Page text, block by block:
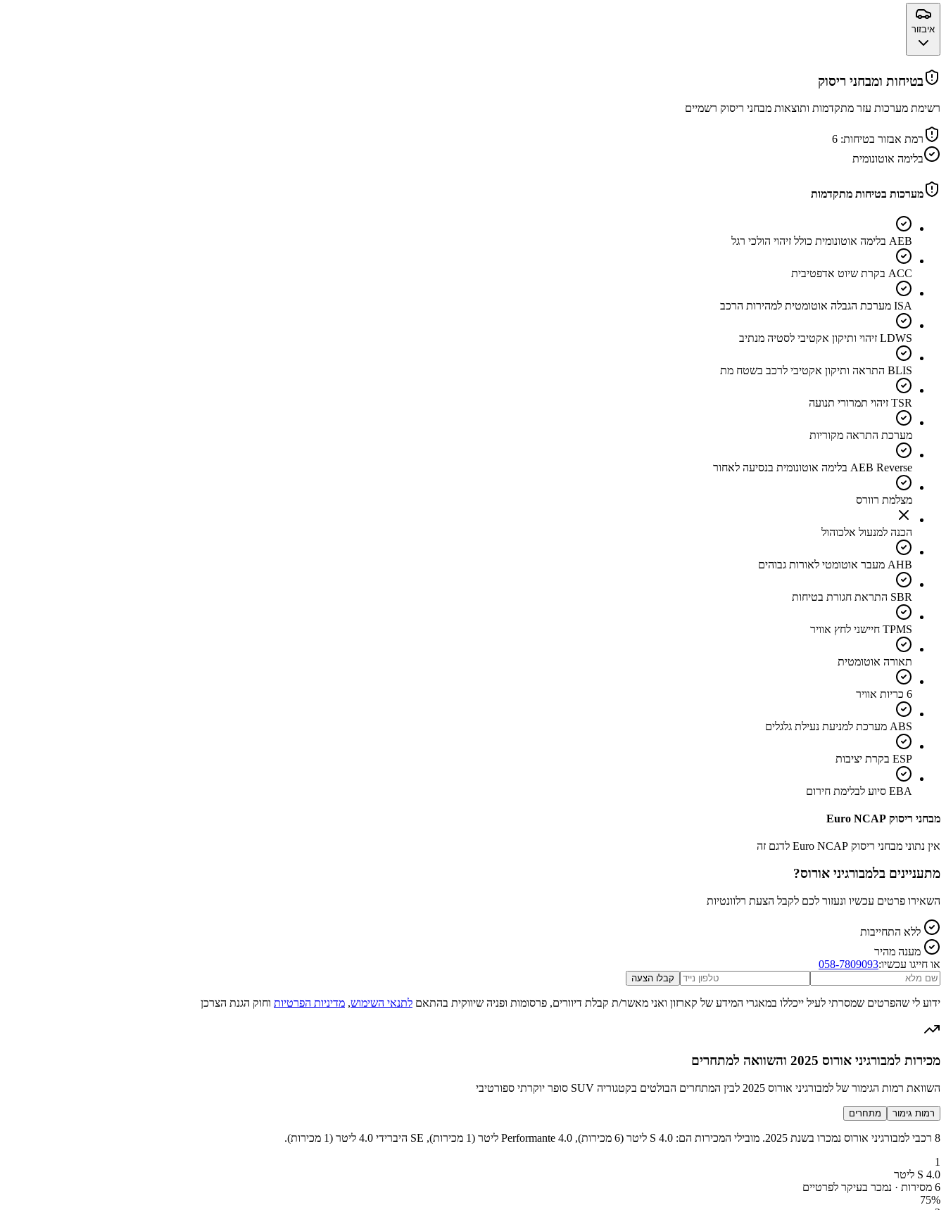
איבזור
בטיחות ומבחני ריסוק
רשימת מערכות עזר מתקדמות ותוצאות מבחני ריסוק רשמיים
רמת אבזור בטיחות: 6
בלימה אוטונומית
מערכות בטיחות מתקדמות
AEB בלימה אוטונומית כולל זיהוי הולכי רגל
ACC בקרת שיוט אדפטיבית
ISA מערכת הגבלה אוטומטית למהירות הרכב
LDWS זיהוי ותיקון אקטיבי לסטיה מנתיב
BLIS התראה ותיקון אקטיבי לרכב בשטח מת
TSR זיהוי תמרורי תנועה
מערכת התראה מקוריות
AEB Reverse בלימה אוטונומית בנסיעה לאחור
מצלמת רוורס
הכנה למנעול אלכוהול
AHB מעבר אוטומטי לאורות גבוהים
SBR התראת חגורת בטיחות
TPMS חיישני לחץ אוויר
תאורה אוטומטית
6 כריות אוויר
ABS מערכת למניעת נעילת גלגלים
ESP בקרת יציבות
EBA סיוע לבלימת חירום
מבחני ריסוק Euro NCAP
אין נתוני מבחני ריסוק Euro NCAP לדגם זה
מתעניינים בלמבורגיני אורוס?
השאירו פרטים עכשיו ונעזור לכם לקבל הצעת רלוונטיות
ללא התחייבות
מענה מהיר
או חייגו עכשיו:058-7809093
קבלו הצעה
ידוע לי שהפרטים שמסרתי לעיל ייכללו במאגרי המידע של קארזון ואני מאשר/ת קבלת דיוורים, פרסומות ופניה שיווקית בהתאם לתנאי השימוש, מדיניות הפרטיות וחוק הגנת הצרכן
מכירות למבורגיני אורוס 2025 והשוואה למתחרים
השוואת רמות הגימור של למבורגיני אורוס 2025 לבין המתחרים הבולטים בקטגוריה SUV סופר יוקרתי ספורטיבי
רמות גימור מתחרים
8 רכבי למבורגיני אורוס נמכרו בשנת 2025. מובילי המכירות הם: S 4.0 ליטר (6 מכירות), Performante 4.0 ליטר (1 מכירות), SE היברידי 4.0 ליטר (1 מכירות).
1
S 4.0 ליטר
6 מסירות · נמכר בעיקר לפרטיים
75%